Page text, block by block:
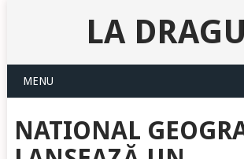
LA
MENU
NATIONAL